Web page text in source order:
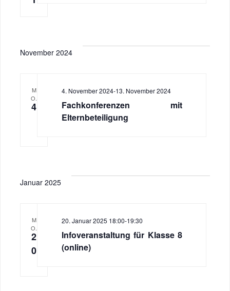
November 2024
M
O.
4
Fachkonferenzen mit
Elternbeteiligung
4. November 2024-13. November 2024
Januar 2025
M
O.
2
0
Infoveranstaltung für Klasse 8
(online)
20. Januar 2025 18:00-19:30